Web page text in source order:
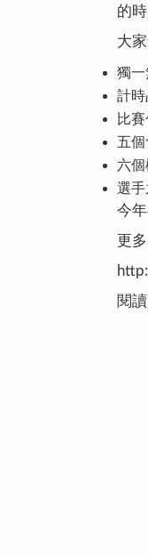
的
大
獨
計
比
五
六
選
今
更
閱